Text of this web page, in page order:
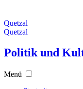
Quetzal
Quetzal
Politik und
Menü